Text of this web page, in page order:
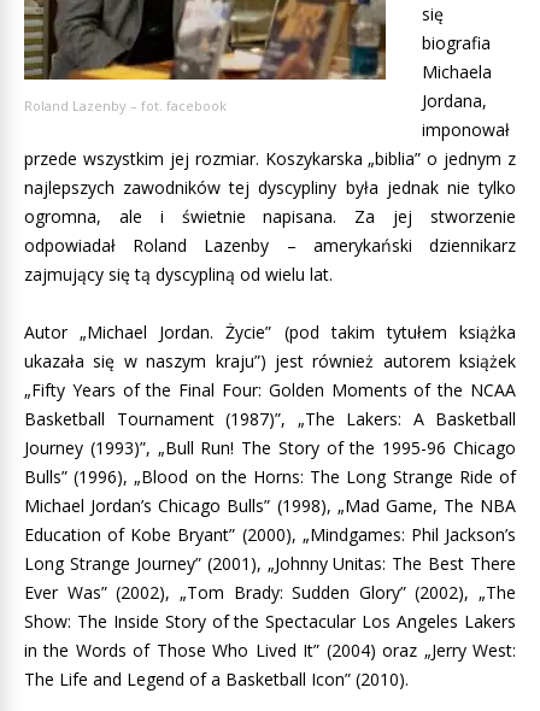
Roland Lazenby – fot. facebook
się
biografia
Michaela
Jordana,
imponował
przede wszystkim jej rozmiar. Koszykarska „biblia” o jednym z
najlepszych zawodników tej dyscypliny była jednak nie tylko
ogromna, ale i świetnie napisana. Za jej stworzenie
odpowiadał Roland Lazenby – amerykański dziennikarz
zajmujący się tą dyscypliną od wielu lat.
Autor „Michael Jordan. Życie” (pod takim tytułem książka
ukazała się w naszym kraju”) jest również autorem książek
„Fifty Years of the Final Four: Golden Moments of the NCAA
Basketball Tournament (1987)”, „The Lakers: A Basketball
Journey (1993)”, „Bull Run! The Story of the 1995-96 Chicago
Bulls” (1996), „Blood on the Horns: The Long Strange Ride of
Michael Jordan’s Chicago Bulls” (1998), „Mad Game, The NBA
Education of Kobe Bryant” (2000), „Mindgames: Phil Jackson’s
Long Strange Journey” (2001), „Johnny Unitas: The Best There
Ever Was” (2002), „Tom Brady: Sudden Glory” (2002), „The
Show: The Inside Story of the Spectacular Los Angeles Lakers
in the Words of Those Who Lived It” (2004) oraz „Jerry West:
The Life and Legend of a Basketball Icon” (2010).